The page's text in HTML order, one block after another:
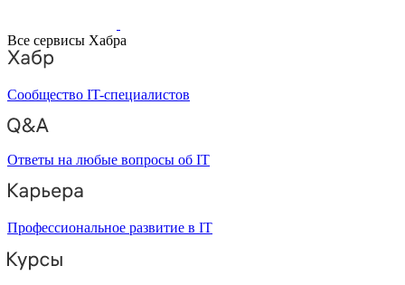
Все сервисы Хабра
Сообщество IT-специалистов
Ответы на любые вопросы об IT
Профессиональное развитие в IT